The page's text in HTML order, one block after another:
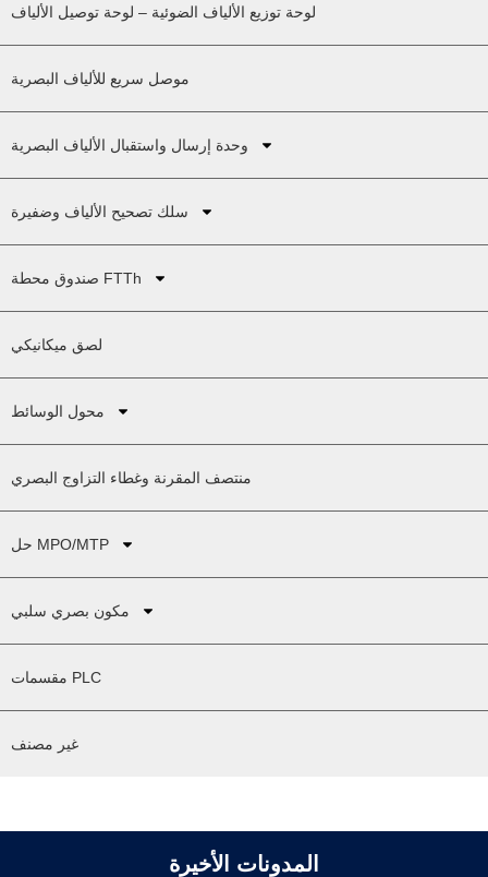
لوحة توزيع الألياف الضوئية – لوحة توصيل الألياف
موصل سريع للألياف البصرية
وحدة إرسال واستقبال الألياف البصرية
سلك تصحيح الألياف وضفيرة
صندوق محطة FTTh
لصق ميكانيكي
محول الوسائط
منتصف المقرنة وغطاء التزاوج البصري
حل MPO/MTP
مكون بصري سلبي
مقسمات PLC
غير مصنف
المدونات الأخيرة